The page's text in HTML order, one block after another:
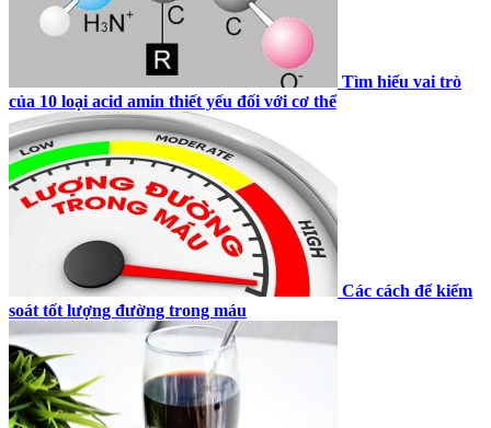
Tìm hiểu vai trò
của 10 loại acid amin thiết yếu đối với cơ thể
Các cách để kiểm
soát tốt lượng đường trong máu